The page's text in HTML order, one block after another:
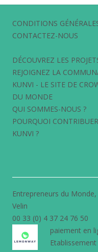
CONDITIONS
CONTACTEZ-NOUS
DÉCOUVREZ LES
REJOIGNEZ LA
KUNVI - LE SITE DE
DU MONDE
QUI SOMMES-NOUS ?
POURQUOI
KUNVI ?
Entrepreneurs du
Velin
00 33 (0) 4 37 24 76 50
paiement en